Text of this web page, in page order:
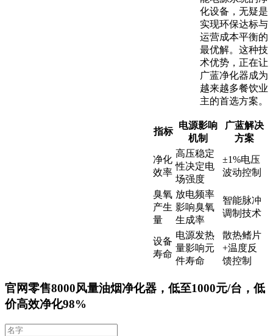
化设备，无疑是
实现环保达标与
运营成本平衡的
最优解。这种技
术优势，正在让
广蓝净化器成为
越来越多餐饮业
主的首选方案。
指标
电源影响
机制
广蓝解决
方案
净化
效率
高压稳定
性决定电
场强度
±1%电压
波动控制
臭氧
产生
量
放电频率
影响臭氧
生成率
智能脉冲
调制技术
设备
寿命
电源发热
量影响元
件寿命
散热鳍片
+温度反
馈控制
官网零售8000风量油烟净化器，低至1000元/台，低
价高效净化98%